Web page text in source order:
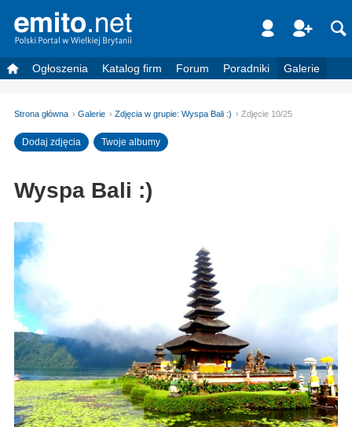
Ogłoszenia Katalog firm Forum Poradniki Galerie
Strona główna Galerie Zdjęcia w grupie: Wyspa Bali :) Zdjęcie 10/25
Dodaj zdjęcia Twoje albumy
Wyspa Bali :)